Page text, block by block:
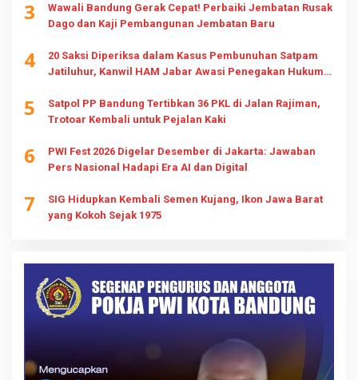
3
Wawali Bandung Gerak Cepat! Perbaiki Jembatan Rusak
Dago dan Kaji Pembangunan Jembatan Baru
4
20 Saksi Diperiksa dalam Kasus Pembunuhan Satpam
Jatiluhur, Kanwil HAM Jabar Awasi Penegakan Hukum
5
Satpol PP Bandung Tertibkan 36 PKL di Jalan Rajiman,
Trotoar Kembali untuk Pejalan Kaki
6
PWI Fest 2026 Digelar Desember di Jakarta: Jawaban
Pers Nasional Hadapi Era AI dan Digital
7
SIG Hidupkan Kembali Semen Kujang, Ikon Jawa Barat
yang Kokoh Sejak 1975